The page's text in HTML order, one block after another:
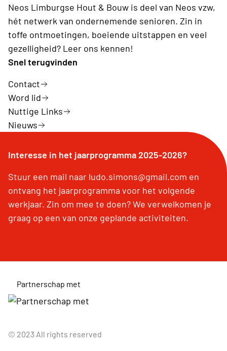
Neos Limburgse Hout & Bouw is deel van Neos vzw,
hét netwerk van ondernemende senioren. Zin in
toffe ontmoetingen, boeiende uitstappen en veel
gezelligheid? Leer ons kennen!
Snel terugvinden
Contact
Word lid
Nuttige Links
Nieuws
Interesse in het jaarprogramma 2025-2026?
Stuur een mail naar ludo.simons@gmail.com en
ontvang het jaarprogramma voor het volgende
werkjaar. Zin om mee te doen? We verwelkomen je
graag op een van onze geplande activiteiten.
Partnerschap met
© 2023 All rights reserved